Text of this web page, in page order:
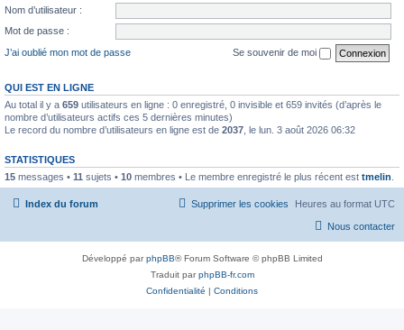
Nom d’utilisateur :
Mot de passe :
J’ai oublié mon mot de passe
Se souvenir de moi
QUI EST EN LIGNE
Au total il y a 659 utilisateurs en ligne : 0 enregistré, 0 invisible et 659 invités (d’après le
nombre d’utilisateurs actifs ces 5 dernières minutes)
Le record du nombre d’utilisateurs en ligne est de 2037 , le lun. 3 août 2026 06:32
STATISTIQUES
15 messages • 11 sujets • 10 membres • Le membre enregistré le plus récent est tmelin
Index du forum Heures au format UTC
Supprimer les cookies
Nous contacter
Développé parphpBB® Forum Software © phpBB Limited
Traduit parphpBB-fr.com
Confidentialité | Conditions